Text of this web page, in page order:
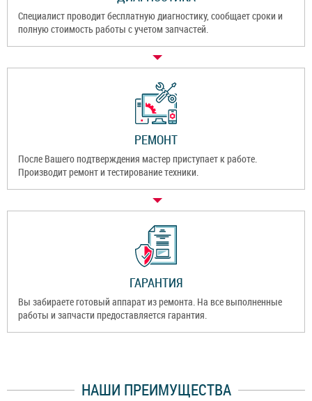
Специалист проводит бесплатную диагностику, сообщает сроки и
полную стоимость работы с учетом запчастей.
РЕМОНТ
После Вашего подтверждения мастер приступает к работе.
Производит ремонт и тестирование техники.
ГАРАНТИЯ
Вы забираете готовый аппарат из ремонта. На все выполненные
работы и запчасти предоставляется гарантия.
НАШИ ПРЕИМУЩЕСТВА